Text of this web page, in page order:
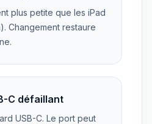
plus petite que les iPad
Changement restaure
C défaillant
USB-C. Le port peut